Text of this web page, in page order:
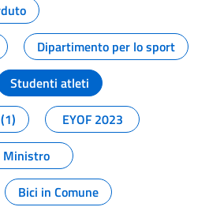
Dipartimento per lo sport
Studenti atleti
EYOF 2023
Ministro
Bici in Comune